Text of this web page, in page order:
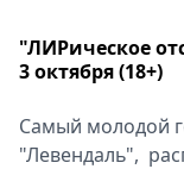
"ЛИРическое
3 октября (18+)
Самый молодой
"Левендаль",